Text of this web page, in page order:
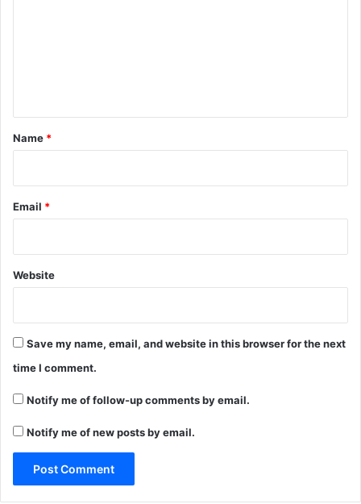
*
Name *
Email *
Website
Save my name, email, and website in this browser for the next
time I comment.
Notify me of follow-up comments by email.
Notify me of new posts by email.